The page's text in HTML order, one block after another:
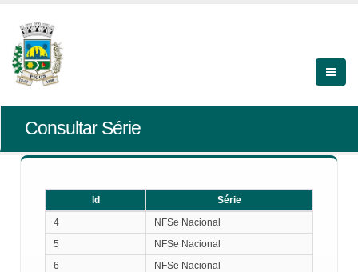
Consultar Série
Id
Série
Série
4
NFSe Nacional
5
NFSe Nacional
6
NFSe Nacional